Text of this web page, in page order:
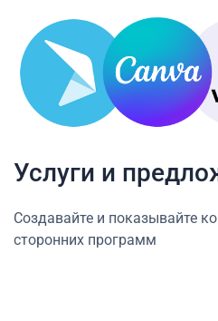
Услуги и
Создавайте и показывайте
сторонних программ